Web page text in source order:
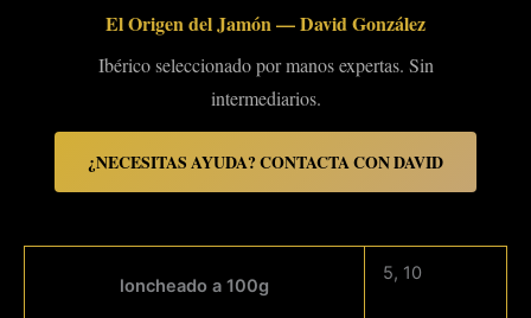
El Origen del Jamón — David González
Ibérico seleccionado por manos expertas. Sin
intermediarios.
¿NECESITAS AYUDA? CONTACTA CON DAVID
loncheado a 100g
5, 10